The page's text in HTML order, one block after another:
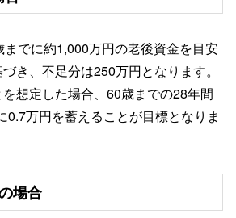
でに約1,000万円の老後資金を目安
き、不足分は250万円となります。
想定した場合、60歳までの28年間
0.7万円を蓄えることが目標となりま
場合